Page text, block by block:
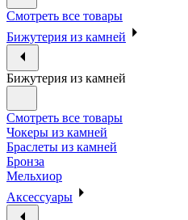
Смотреть все товары
Бижутерия из камней
Бижутерия из камней
Смотреть все товары
Чокеры из камней
Браслеты из камней
Бронза
Мельхиор
Аксессуары